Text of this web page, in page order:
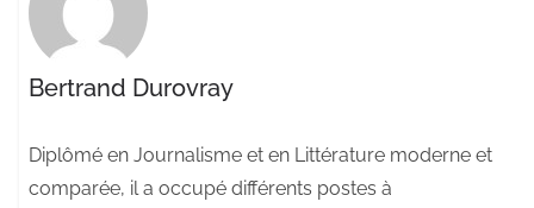
Bertrand Durovray
Diplômé en Journalisme et en Littérature moderne et
comparée, il a occupé différents postes à